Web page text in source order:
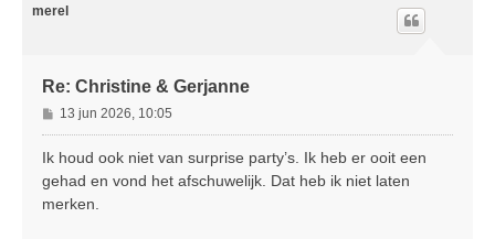
merel
Re: Christine & Gerjanne
B
e
h
13 jun 2026, 10:05
Ik houd ook niet van surprise party’s. Ik heb er ooit een
gehad en vond het afschuwelijk. Dat heb ik niet laten
merken.